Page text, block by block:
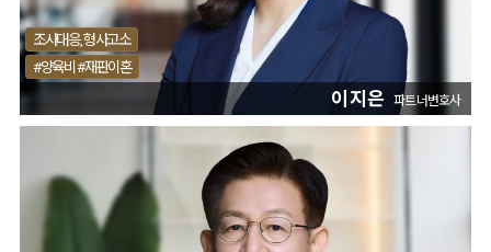
조사대응, 형사고소
#양육비 #재판이혼
이지은 파트너변호사